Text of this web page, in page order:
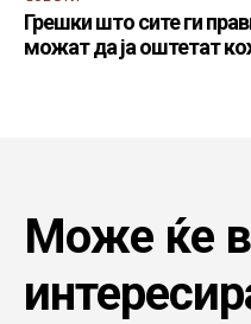
Грешки што сите ги
можат да ја оштетат
Може ќе